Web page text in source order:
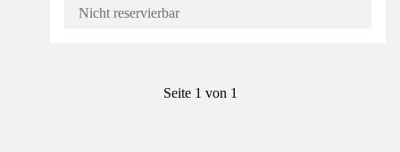
Nicht reservierbar
Seite 1 von 1